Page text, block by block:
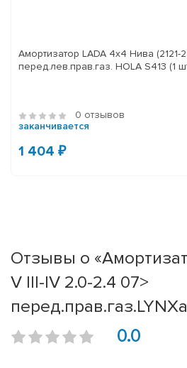
Амортизатор LADA 4x4 Нива (2121-
перед.лев.прав.газ. HOLA S413 (1
0 отзывов
заканчивается
1 404 ₽
Отзывы о
V III-IV 2.0-2.4 07>
0.0